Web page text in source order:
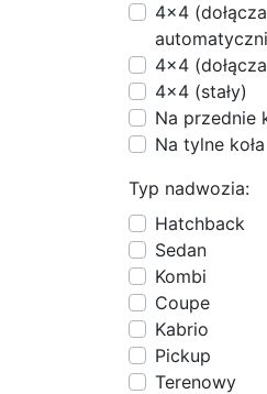
4x4
4x4
4x4 (stały)
Na przednie
Na tylne koła
Typ nadwozia:
Hatchback
Sedan
Kombi
Coupe
Kabrio
Pickup
Terenowy